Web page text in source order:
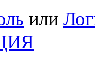
или